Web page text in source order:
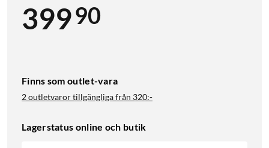
39990
Finns som outlet-vara
2 outletvaror tillgängliga från 320:-
Lagerstatus online och butik